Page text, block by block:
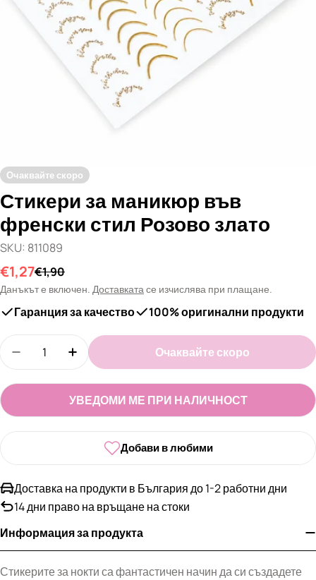
медия 0 в прозорец
Очаквайте скоро
Стикери за маникюр във
френски стил Розово злато
SKU: 811089
Промо
цена
€1,27
Редовна
цена
€1,90
Данъкът е включен. Доставката се изчислява при плащане.
Гаранция за качество 100% оригинални продукти
Количество
Намали количеството за Стикери за маникюр
Увеличи количеството за Стикери за
Очаквайте скоро
УВЕДОМИ МЕ ПРИ НАЛИЧНОСТ
Добави в любими
Доставка на продукти в България до 1-2 работни дни
14 дни право на връщане на стоки
Информация за продукта
Стикерите за нокти са фантастичен начин да си създадете